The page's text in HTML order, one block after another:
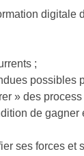
;
possibles
» des
de
ses forces